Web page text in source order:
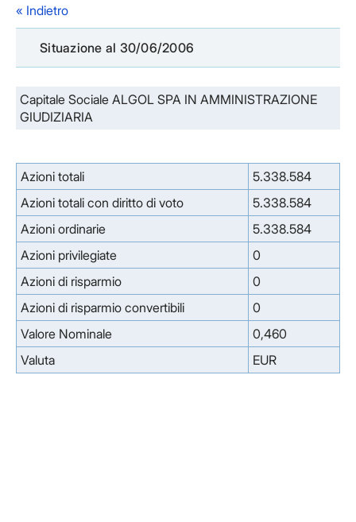
« Indietro
Situazione al 30/06/2006
Capitale Sociale ALGOL SPA IN AMMINISTRAZIONE
GIUDIZIARIA
Azioni totali
5.338.584
Azioni totali con diritto di voto
5.338.584
Azioni ordinarie
5.338.584
Azioni privilegiate
0
Azioni di risparmio
0
Azioni di risparmio convertibili
0
Valore Nominale
0,460
Valuta
EUR